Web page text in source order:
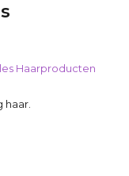
Haarproducten